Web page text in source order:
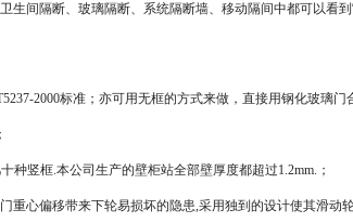
间隔断、玻璃隔断、系统隔断墙、移动隔间中都可以看
2000标准；亦可用无框的方式来做，直接用钢化玻璃门
竖框.本公司生产的壁柜站全部壁厚度都超过1.2mm.；
心偏移带来下轮易损坏的隐患,采用独到的设计使其滑动